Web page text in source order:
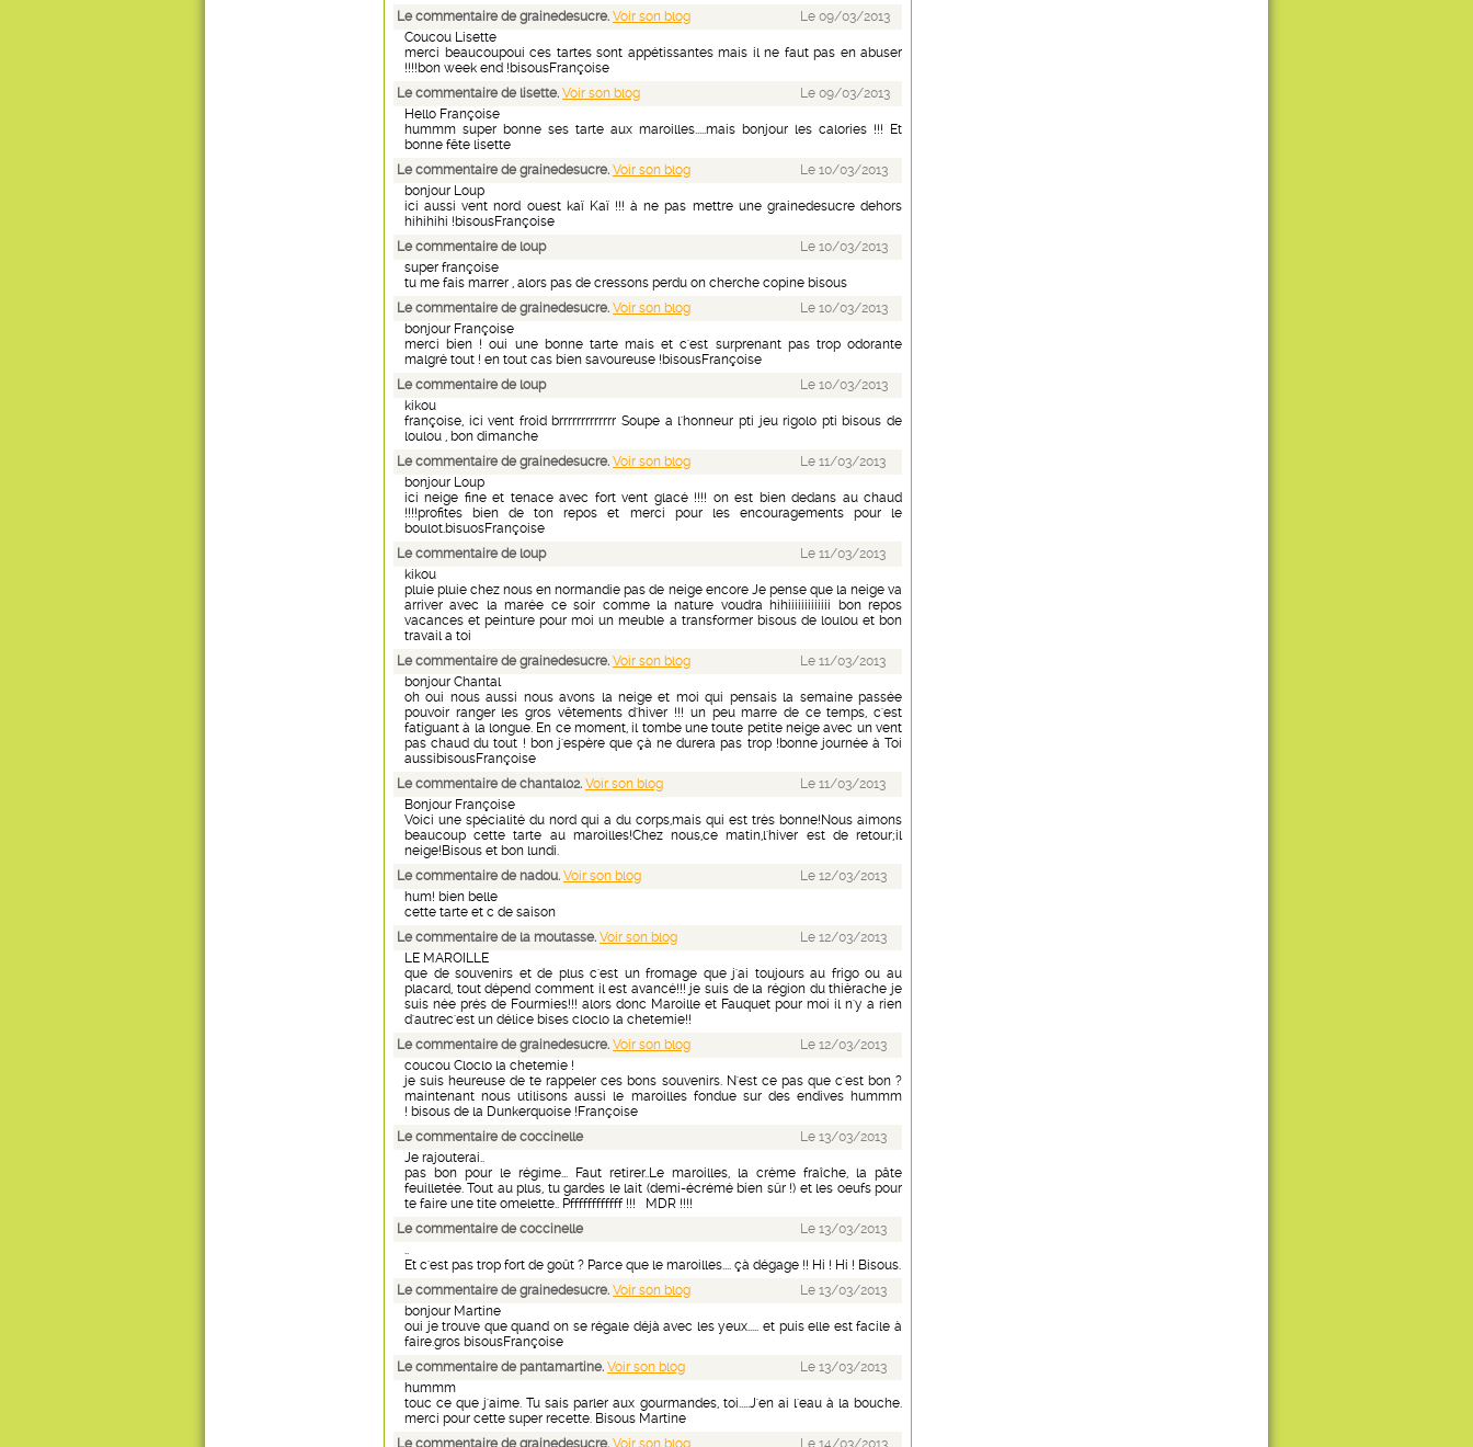
Le commentaire de grainedesucre. Voir son blog
Le 09/03/2013
Coucou Lisette
merci beaucoupoui ces tartes sont appétissantes mais il ne faut pas en abuser
!!!!bon week end !bisousFrançoise
Le commentaire de lisette. Voir son blog
Le 09/03/2013
Hello Françoise
hummm super bonne ses tarte aux maroilles.....mais bonjour les calories !!! Et
bonne fête lisette
Le commentaire de grainedesucre. Voir son blog
Le 10/03/2013
bonjour Loup
ici aussi vent nord ouest kaï Kaï !!! à ne pas mettre une grainedesucre dehors
hihihihi !bisousFrançoise
Le commentaire de loup
Le 10/03/2013
super françoise
tu me fais marrer , alors pas de cressons perdu on cherche copine bisous
Le commentaire de grainedesucre. Voir son blog
Le 10/03/2013
bonjour Françoise
merci bien ! oui une bonne tarte mais et c'est surprenant pas trop odorante
malgré tout ! en tout cas bien savoureuse !bisousFrançoise
Le commentaire de loup
Le 10/03/2013
kikou
françoise, ici vent froid brrrrrrrrrrrrr Soupe a l'honneur pti jeu rigolo pti bisous de
loulou , bon dimanche
Le commentaire de grainedesucre. Voir son blog
Le 11/03/2013
bonjour Loup
ici neige fine et tenace avec fort vent glacé !!!! on est bien dedans au chaud
!!!!profites bien de ton repos et merci pour les encouragements pour le
boulot.bisuosFrançoise
Le commentaire de loup
Le 11/03/2013
kikou
pluie pluie chez nous en normandie pas de neige encore Je pense que la neige va
arriver avec la marée ce soir comme la nature voudra hihiiiiiiiiiiiii bon repos
vacances et peinture pour moi un meuble a transformer bisous de loulou et bon
travail a toi
Le commentaire de grainedesucre. Voir son blog
Le 11/03/2013
bonjour Chantal
oh oui nous aussi nous avons la neige et moi qui pensais la semaine passée
pouvoir ranger les gros vêtements d'hiver !!! un peu marre de ce temps, c'est
fatiguant à la longue. En ce moment, il tombe une toute petite neige avec un vent
pas chaud du tout ! bon j'espère que çà ne durera pas trop !bonne journée à Toi
aussibisousFrançoise
Le commentaire de chantal02. Voir son blog
Le 11/03/2013
Bonjour Françoise
Voici une spécialité du nord qui a du corps,mais qui est très bonne!Nous aimons
beaucoup cette tarte au maroilles!Chez nous,ce matin,l'hiver est de retour;il
neige!Bisous et bon lundi.
Le commentaire de nadou. Voir son blog
Le 12/03/2013
hum! bien belle
cette tarte et c de saison
Le commentaire de la moutasse. Voir son blog
Le 12/03/2013
LE MAROILLE
que de souvenirs et de plus c'est un fromage que j'ai toujours au frigo ou au
placard, tout dépend comment il est avancé!!! je suis de la région du thièrache je
suis née prés de Fourmies!!! alors donc Maroille et Fauquet pour moi il n'y a rien
d'autrec'est un délice bises cloclo la chetemie!!
Le commentaire de grainedesucre. Voir son blog
Le 12/03/2013
coucou Cloclo la chetemie !
je suis heureuse de te rappeler ces bons souvenirs. N'est ce pas que c'est bon ?
maintenant nous utilisons aussi le maroilles fondue sur des endives hummm
! bisous de la Dunkerquoise !Françoise
Le commentaire de coccinelle
Le 13/03/2013
Je rajouterai..
pas bon pour le régime... Faut retirer..Le maroilles, la crème fraîche, la pâte
feuilletée. Tout au plus, tu gardes le lait (demi-écrémé bien sûr !) et les oeufs pour
te faire une tite omelette.. Pffffffffffff !!! MDR !!!!
Le commentaire de coccinelle
Le 13/03/2013
..
Et c'est pas trop fort de goût ? Parce que le maroilles.... çà dégage !! Hi ! Hi ! Bisous.
Le commentaire de grainedesucre. Voir son blog
Le 13/03/2013
bonjour Martine
oui je trouve que quand on se régale déjà avec les yeux..... et puis elle est facile à
faire.gros bisousFrançoise
Le commentaire de pantamartine. Voir son blog
Le 13/03/2013
hummm
touc ce que j'aime. Tu sais parler aux gourmandes, toi.....J'en ai l'eau à la bouche.
merci pour cette super recette. Bisous Martine
Le commentaire de grainedesucre. Voir son blog Le 14/03/2013